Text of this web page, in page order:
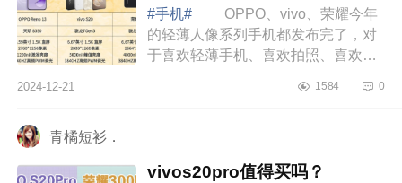
#手机#
OPPO、vivo、荣耀今年
的轻薄人像系列手机都发布完了，对
于喜欢轻薄手机、喜欢拍照、喜欢外
机呢，下面小编为大家介绍下荣耀华
2024-12-21 1584 0
青橘短衫．
vivos20pro值得买吗？